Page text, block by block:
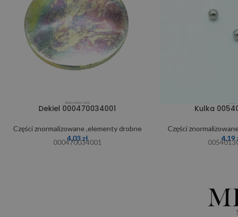
Dekiel 000470034001
Części znormalizowane ,elementy drobne
4,03 zł
000470034001
Kulka
Części
4,19